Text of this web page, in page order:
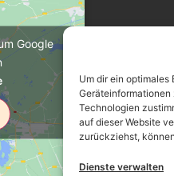
Um dir ein
Geräteinformationen
Technologien
auf dieser Website
zurückziehst,
Dienste verwalten
Google